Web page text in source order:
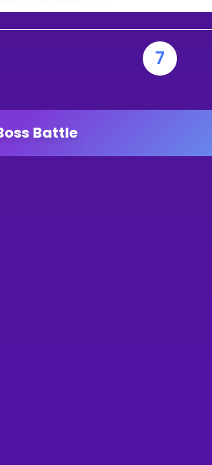
7
Battle